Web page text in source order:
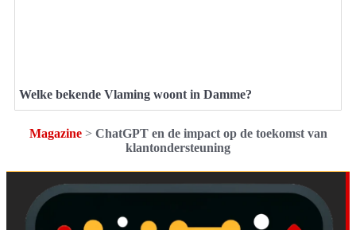
Welke bekende Vlaming woont in Damme?
Magazine> ChatGPT en de impact op de toekomst van
klantondersteuning